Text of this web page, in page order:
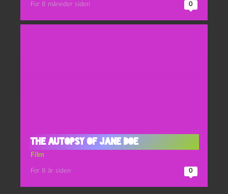
For 8 måneder siden 0
The Autopsy of Jane Doe
Film
For 8 år siden 0